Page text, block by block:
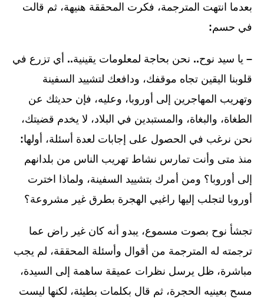
بعدما انتهت المترجمة، فكرت المحققة هنيهة، ثم قالت
في حسم:
– يا سيد نوح.. نحن بحاجة لمعلومات يقينية.. أي تزرع في
قلوبنا اليقين تجاه موقفك، ودافعك لتشييد السفينة
وتهريب المهاجرين إلى أوروبا، وعليه، فإن حديثك عن
الطغاة، والبغاة، والمستبدين في البلاد، لا يخدم قضيتك،
نحن نرغب في الحصول على إجابات لعدة أسئلة، أولها:
منذ متى وأنت تمارس نشاط تهريب الناس من بلدانهم
إلى أوروبا؟ ومن أمرك بتشييد السفينة، ولماذا اخترت
أوروبا لتجلب إليها راغبي الهجرة بطرق غير مشروعة؟
تجشأ نوح بصوت مسموع، يبدو أنه كان غير راض عما
ترجمته له المترجمة من أقوال وأسئلة المحققة، لم يجب
مباشرة، ظل يرسل نظرات عميقة ساهمة إلى السيدة،
مسح بعينيه الحجرة، ثم قال بكلمات بطيئة، لكنها ليست